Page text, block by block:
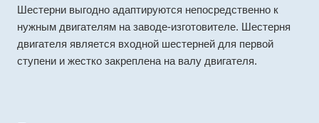
Шестерни выгодно адаптируются непосредственно к
нужным двигателям на заводе-изготовителе. Шестерня
двигателя является входной шестерней для первой
ступени и жестко закреплена на валу двигателя.